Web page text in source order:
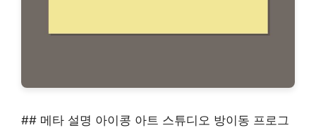
## 메타 설명 아이콩 아트 스튜디오 방이동 프로그